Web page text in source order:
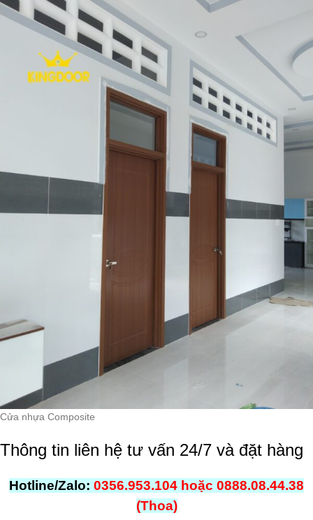
Cửa nhựa Composite
Thông tin liên hệ tư vấn 24/7 và đặt hàng
Hotline/Zalo: 0356.953.104 hoặc 0888.08.44.38
(Thoa)